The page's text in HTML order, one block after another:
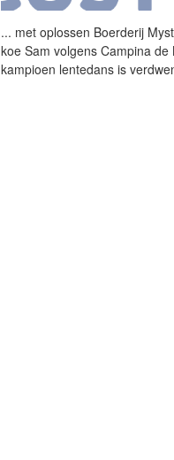
... met oplossen Boerderij
koe Sam volgens Campina
kampioen lentedans is